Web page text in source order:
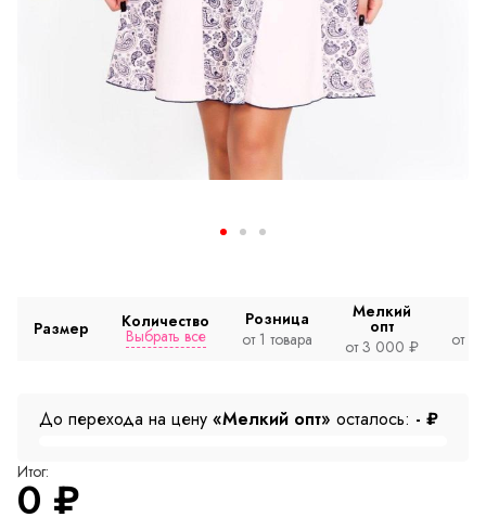
Размер Количество
Выбрать все
Розница
от 1 товара
Мелкий
опт
от 3 000 ₽
от
До перехода на цену «Мелкий опт» осталось: - ₽
Итог:
0 ₽